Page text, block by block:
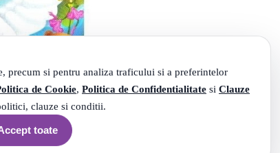
precum si pentru analiza traficului si a preferintelor
de Cookie, Politica de Confidentialitate si Clauze
clauze si conditii.
toate